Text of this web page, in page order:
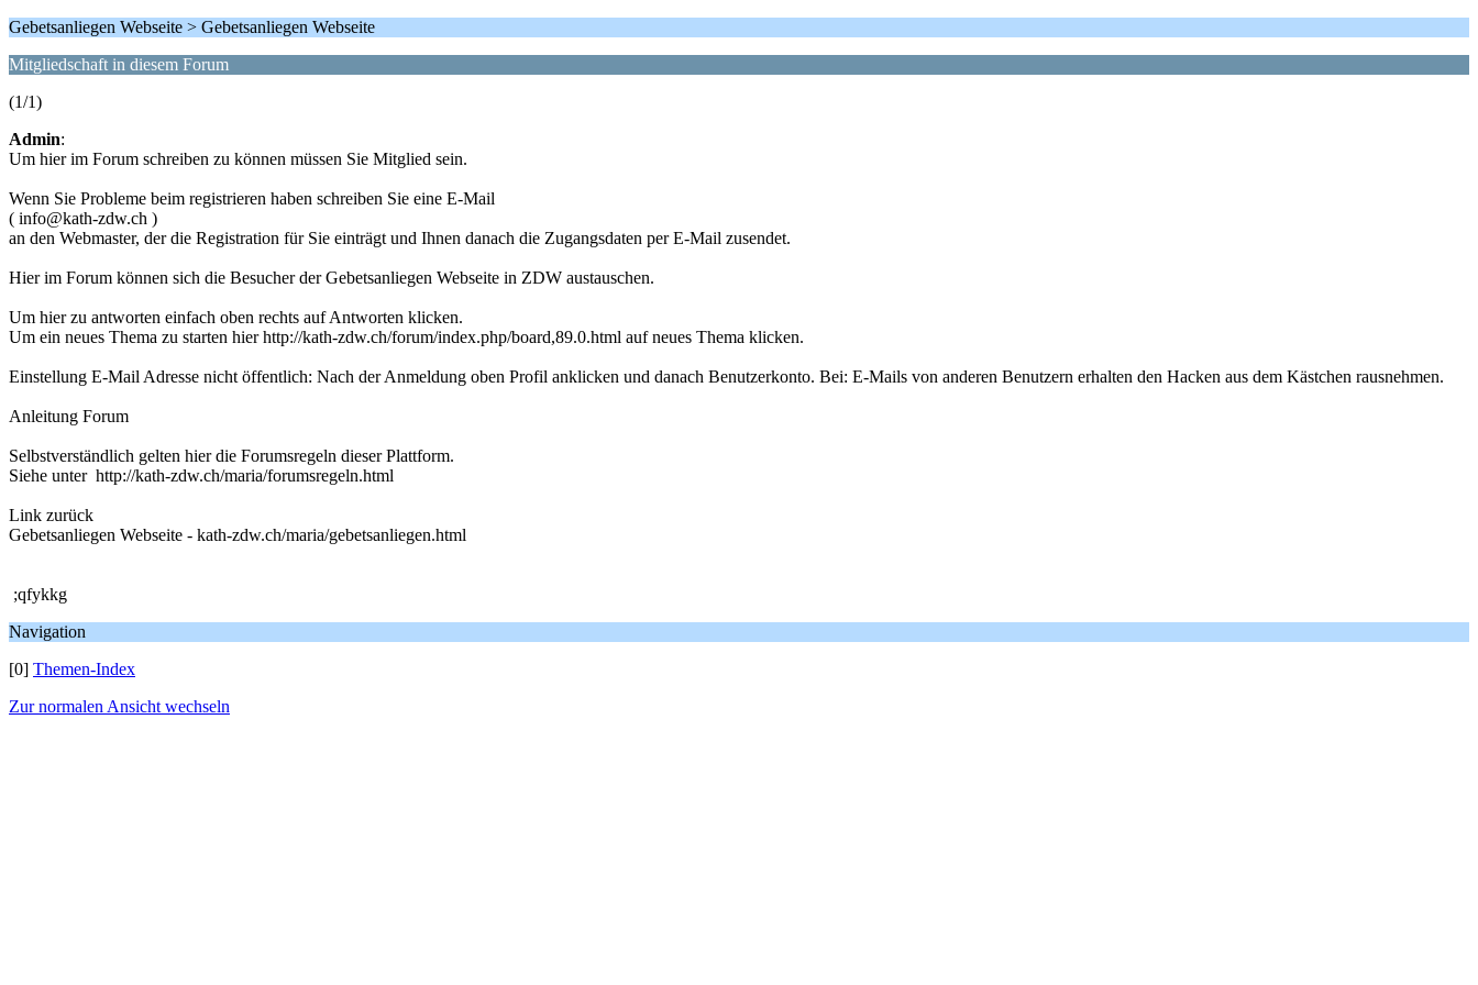
Gebetsanliegen Webseite > Gebetsanliegen Webseite
Mitgliedschaft in diesem Forum
(1/1)
Admin:
Um hier im Forum schreiben zu können müssen Sie Mitglied sein.
Wenn Sie Probleme beim registrieren haben schreiben Sie eine E-Mail
( info@kath-zdw.ch )
an den Webmaster, der die Registration für Sie einträgt und Ihnen danach die Zugangsdaten per E-Mail zusendet.
Hier im Forum können sich die Besucher der Gebetsanliegen Webseite in ZDW austauschen.
Um hier zu antworten einfach oben rechts auf Antworten klicken.
Um ein neues Thema zu starten hier http://kath-zdw.ch/forum/index.php/board,89.0.html auf neues Thema klicken.
Einstellung E-Mail Adresse nicht öffentlich: Nach der Anmeldung oben Profil anklicken und danach Benutzerkonto. Bei: E-Mails von anderen Benutzern erhalten den Hacken aus dem Kästchen rausnehmen.
Anleitung Forum
Selbstverständlich gelten hier die Forumsregeln dieser Plattform.
Siehe unter http://kath-zdw.ch/maria/forumsregeln.html
Link zurück
Gebetsanliegen Webseite - kath-zdw.ch/maria/gebetsanliegen.html
;qfykkg
Navigation
[0] Themen-Index
Zur normalen Ansicht wechseln